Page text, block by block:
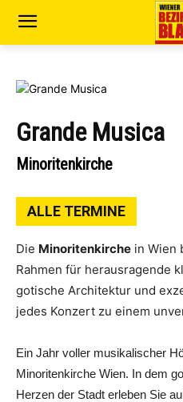
Grande Musica
Minoritenkirche
ALLE TERMINE
Die Minoritenkirche in Wien
Rahmen für herausragende
gotische Architektur und
jedes Konzert zu einem
Ein Jahr voller musikalischer
Minoritenkirche Wien. In dem
Herzen der Stadt erleben Sie